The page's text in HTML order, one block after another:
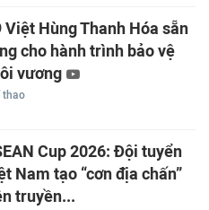
Việt Hùng Thanh Hóa sẵn
cho hành trình bảo vệ
vương
thao
Cup 2026: Đội tuyển
Nam tạo “cơn địa chấn”
truyền...